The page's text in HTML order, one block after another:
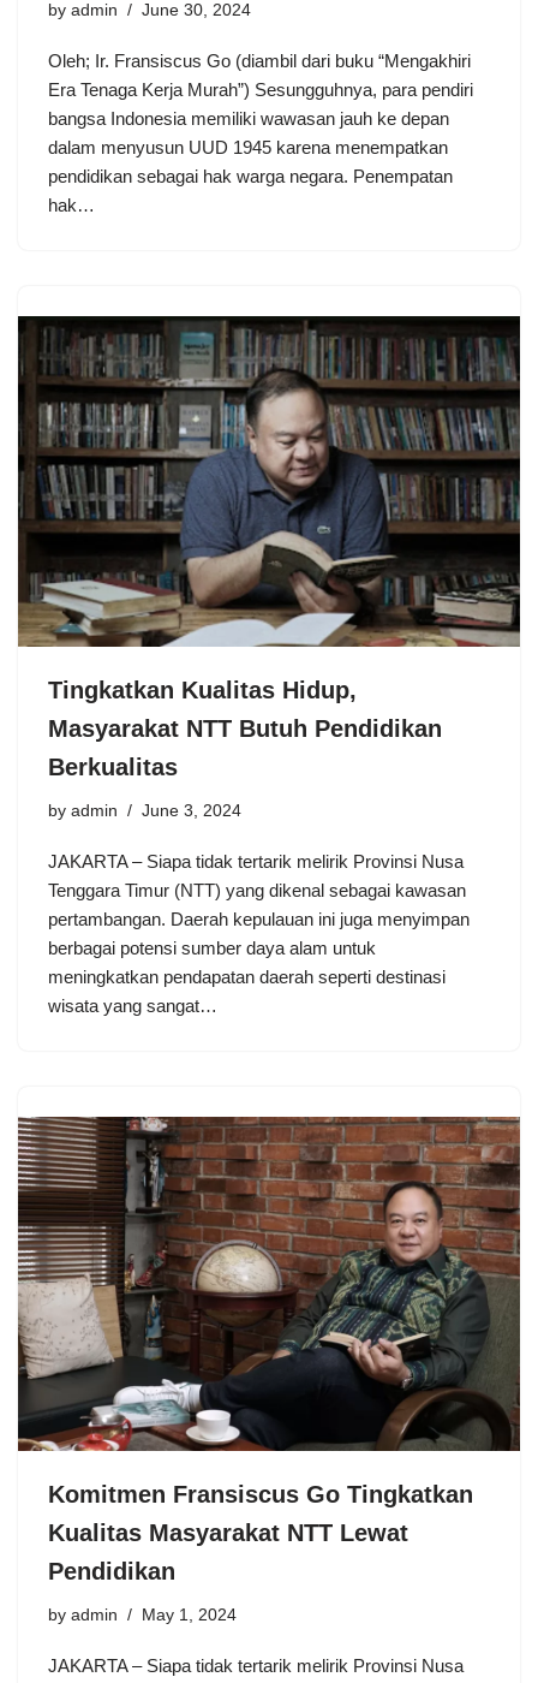
by admin June 30, 2024
Oleh; Ir. Fransiscus Go (diambil dari buku “Mengakhiri
Era Tenaga Kerja Murah”) Sesungguhnya, para pendiri
bangsa Indonesia memiliki wawasan jauh ke depan
dalam menyusun UUD 1945 karena menempatkan
pendidikan sebagai hak warga negara. Penempatan
hak…
Tingkatkan Kualitas Hidup,
Masyarakat NTT Butuh Pendidikan
Berkualitas
by admin June 3, 2024
JAKARTA – Siapa tidak tertarik melirik Provinsi Nusa
Tenggara Timur (NTT) yang dikenal sebagai kawasan
pertambangan. Daerah kepulauan ini juga menyimpan
berbagai potensi sumber daya alam untuk
meningkatkan pendapatan daerah seperti destinasi
wisata yang sangat…
Komitmen Fransiscus Go Tingkatkan
Kualitas Masyarakat NTT Lewat
Pendidikan
by admin May 1, 2024
JAKARTA – Siapa tidak tertarik melirik Provinsi Nusa